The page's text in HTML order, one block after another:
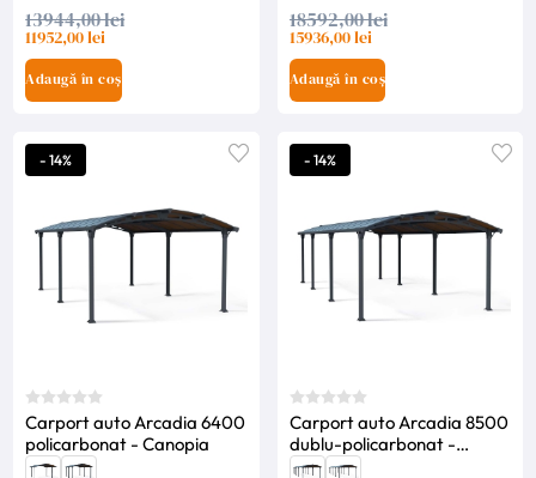
13944,00 lei
11952,00 lei
Adaugă în coș
18592,00 lei
15936,00 lei
Adaugă în coș
- 14%
Carport auto Arcadia 6400
policarbonat - Canopia
- 14%
Carport auto Arcadia 8500
dublu-policarbonat -
Canopia